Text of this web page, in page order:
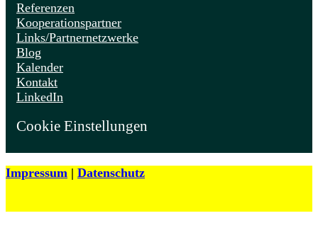
Referenzen
Kooperationspartner
Links/Partnernetzwerke
Blog
Kalender
Kontakt
LinkedIn
Cookie Einstellungen
Impressum | Datenschutz